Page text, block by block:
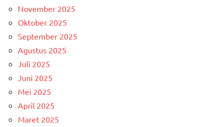
November 2025
Oktober 2025
September 2025
Agustus 2025
Juli 2025
Juni 2025
Mei 2025
April 2025
Maret 2025